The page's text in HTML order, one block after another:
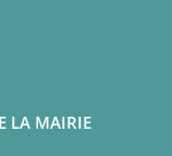
LA MAIRIE